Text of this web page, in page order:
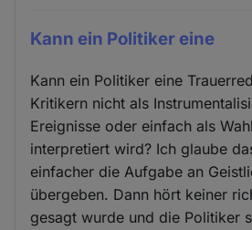
Kann ein Politiker eine
Kann ein Politiker eine
Kritikern nicht als
Ereignisse oder einfach als
interpretiert wird? Ich glaube
einfacher die Aufgabe an
übergeben. Dann hört keiner
gesagt wurde und die Politiker